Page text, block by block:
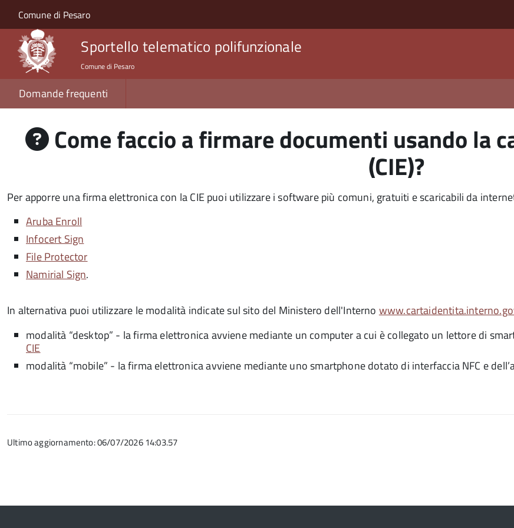
Salta al contenuto principale
Skip to site navigation
Comune di Pesaro
Sportello telematico polifunzionale
Comune di Pesaro
Domande frequenti
Come faccio a firmare documenti usando la
(CIE)?
Per apporre una firma elettronica con la CIE puoi utilizzare i software più comuni, gratuiti e scaricabili da
Aruba Enroll
Infocert Sign
File Protector
Namirial Sign.
In alternativa puoi utilizzare le modalità indicate sul sito del Ministero dell'Interno
modalità “desktop” - la firma elettronica avviene mediante un computer a cui è collegato un lettore di
CIE
modalità “mobile” - la firma elettronica avviene mediante uno smartphone dotato di interfaccia NFC e
Ultimo aggiornamento: 06/07/2026 14:03.57